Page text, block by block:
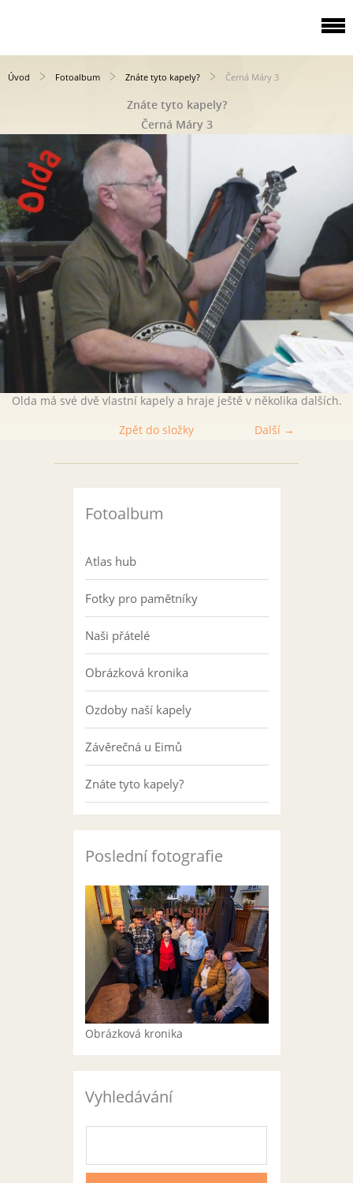
Úvod Fotoalbum Znáte tyto kapely? Černá Máry 3
Znáte tyto kapely?
Černá Máry 3
Olda má své dvě vlastní kapely a hraje ještě v několika dalších.
Další →
Zpět do složky
Fotoalbum
Atlas hub
Fotky pro pamětníky
Naši přátelé
Obrázková kronika
Ozdoby naší kapely
Závěrečná u Eimů
Znáte tyto kapely?
Poslední fotografie
Obrázková kronika
Vyhledávání